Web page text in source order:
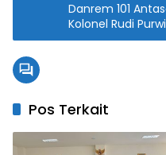
Danrem 101
Kolonel Rudi
Pos Terkait